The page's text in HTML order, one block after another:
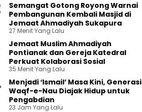
Semangat Gotong Royong Warnai
Pembangunan Kembali Masjid di
Jemaat Ahmadiyah Sukapura
27 Menit Yang Lalu
Jemaat Muslim Ahmadiyah
Pontianak dan Gereja Katedral
Perkuat Kolaborasi Sosial
35 Menit Yang Lalu
Menjadi ‘Ismail’ Masa Kini, Generasi
Waqf-e-Nau Diajak Hidup untuk
Pengabdian
23 Jam Yang Lalu